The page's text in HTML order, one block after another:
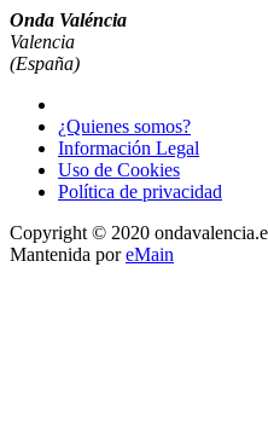
Onda Valéncia
Valencia
(España)
¿Quienes somos?
Información Legal
Uso de Cookies
Política de privacidad
Copyright © 2020
Mantenida poreMain